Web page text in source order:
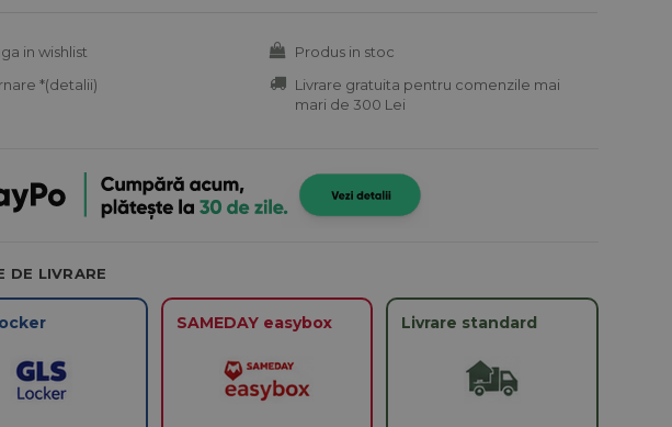
in wishlist
Produs in stoc
*(detalii)
Livrare gratuita pentru comenzile mai
mari de 300 Lei
DE LIVRARE
SAMEDAY easybox Livrare standard